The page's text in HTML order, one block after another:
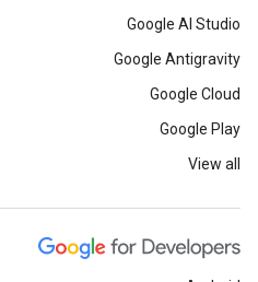
Google AI Studio
Google Antigravity
Google Cloud
Google Play
View all